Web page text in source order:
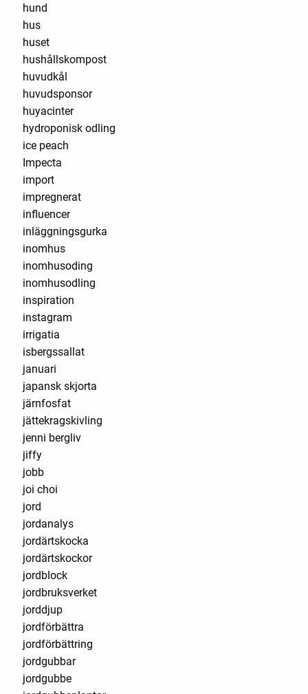
hund
hus
huset
hushållskompost
huvudkål
huvudsponsor
huyacinter
hydroponisk odling
ice peach
Impecta
import
impregnerat
influencer
inläggningsgurka
inomhus
inomhusoding
inomhusodling
inspiration
instagram
irrigatia
isbergssallat
januari
japansk skjorta
järnfosfat
jättekragskivling
jenni bergliv
jiffy
jobb
joi choi
jord
jordanalys
jordärtskocka
jordärtskockor
jordblock
jordbruksverket
jorddjup
jordförbättra
jordförbättring
jordgubbar
jordgubbe